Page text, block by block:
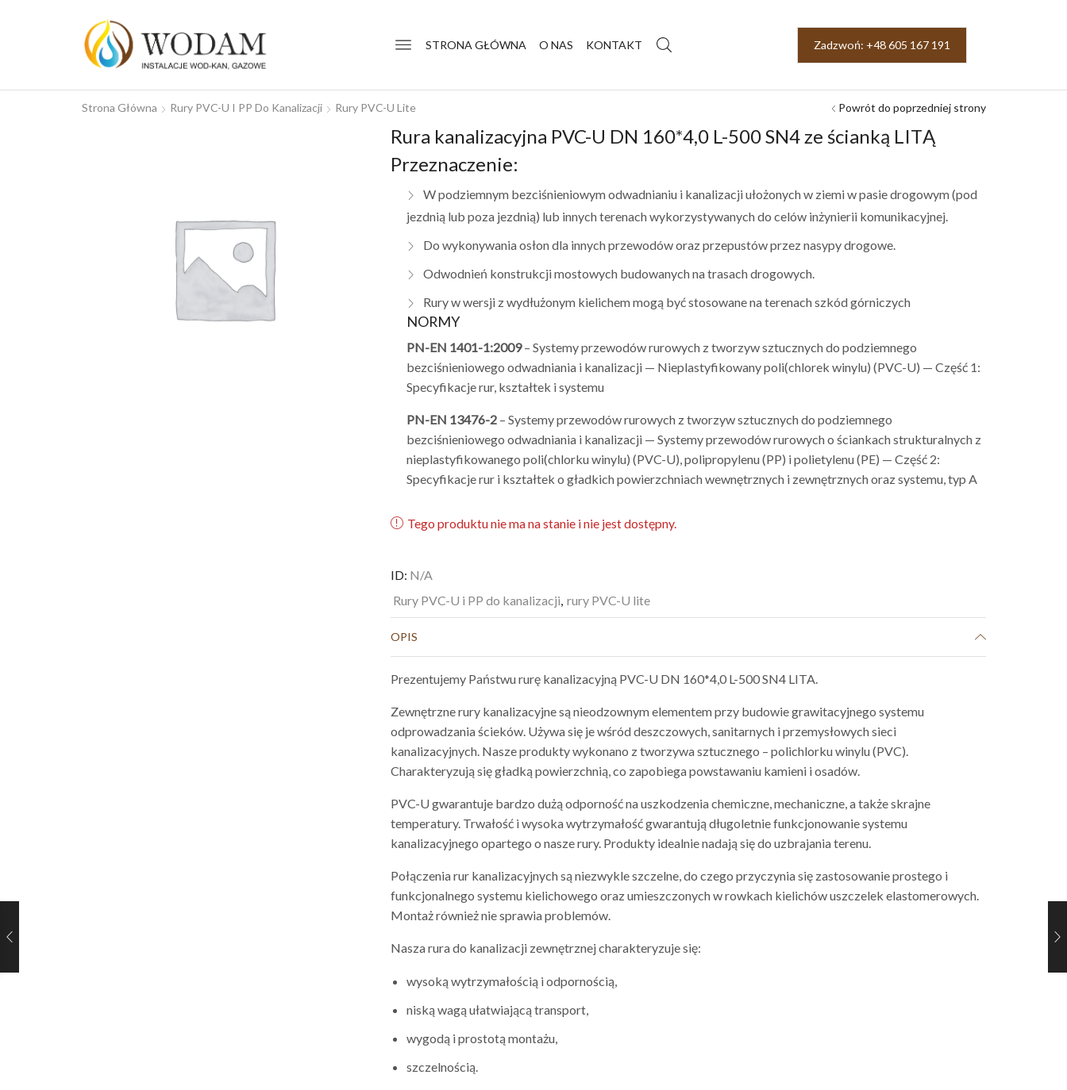
STRONA GŁÓWNA O NAS KONTAKT Zadzwoń: +48 605 167 191
Strona Główna Rury PVC-U I PP Do Kanalizacji Rury PVC-U Lite Powrót do poprzedniej strony
Rura kanalizacyjna PVC-U DN 160*4,0 L-500 SN4 ze ścianką LITĄ
Przeznaczenie:
W podziemnym bezciśnieniowym odwadnianiu i kanalizacji ułożonych w ziemi w pasie drogowym (pod
jezdnią lub poza jezdnią) lub innych terenach wykorzystywanych do celów inżynierii komunikacyjnej.
Do wykonywania osłon dla innych przewodów oraz przepustów przez nasypy drogowe.
Odwodnień konstrukcji mostowych budowanych na trasach drogowych.
Rury w wersji z wydłużonym kielichem mogą być stosowane na terenach szkód górniczych
NORMY
PN-EN 1401-1:2009– Systemy przewodów rurowych z tworzyw sztucznych do podziemnego
bezciśnieniowego odwadniania i kanalizacji — Nieplastyfikowany poli(chlorek winylu) (PVC-U) — Część 1:
Specyfikacje rur, kształtek i systemu
PN-EN 13476-2 – Systemy przewodów rurowych z tworzyw sztucznych do podziemnego
bezciśnieniowego odwadniania i kanalizacji — Systemy przewodów rurowych o ściankach strukturalnych z
nieplastyfikowanego poli(chlorku winylu) (PVC-U), polipropylenu (PP) i polietylenu (PE) — Część 2:
Specyfikacje rur i kształtek o gładkich powierzchniach wewnętrznych i zewnętrznych oraz systemu, typ A
Tego produktu nie ma na stanie i nie jest dostępny.
ID: N/A
Rury PVC-U i PP do kanalizacji, rury PVC-U lite
OPIS
Prezentujemy Państwu rurę kanalizacyjną PVC-U DN 160*4,0 L-500 SN4 LITA.
Zewnętrzne rury kanalizacyjne są nieodzownym elementem przy budowie grawitacyjnego systemu
odprowadzania ścieków. Używa się je wśród deszczowych, sanitarnych i przemysłowych sieci
kanalizacyjnych. Nasze produkty wykonano z tworzywa sztucznego – polichlorku winylu (PVC).
Charakteryzują się gładką powierzchnią, co zapobiega powstawaniu kamieni i osadów.
PVC-U gwarantuje bardzo dużą odporność na uszkodzenia chemiczne, mechaniczne, a także skrajne
temperatury. Trwałość i wysoka wytrzymałość gwarantują długoletnie funkcjonowanie systemu
kanalizacyjnego opartego o nasze rury. Produkty idealnie nadają się do uzbrajania terenu.
Połączenia rur kanalizacyjnych są niezwykle szczelne, do czego przyczynia się zastosowanie prostego i
funkcjonalnego systemu kielichowego oraz umieszczonych w rowkach kielichów uszczelek elastomerowych.
Montaż również nie sprawia problemów.
Nasza rura do kanalizacji zewnętrznej charakteryzuje się:
wysoką wytrzymałością i odpornością,
niską wagą ułatwiającą transport,
wygodą i prostotą montażu,
szczelnością.